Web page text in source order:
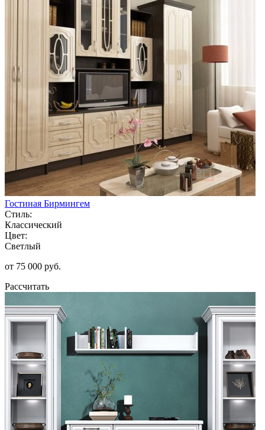
Гостиная Бирмингем
Стиль:
Классический
Цвет:
Светлый
от 75 000 руб.
Рассчитать